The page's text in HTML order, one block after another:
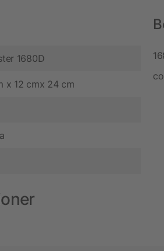
1680D
x 12 cmx 24 cm